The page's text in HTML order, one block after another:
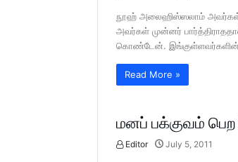
நூஹ் அலைஹிஸ்ஸலாம் அவர்கள்
அவர்கள் முன்னர்
கொண்டேன். இங்குள்ளவர்களின்
Read More »
மனப் பக்குவம்
Editor July 5, 2011